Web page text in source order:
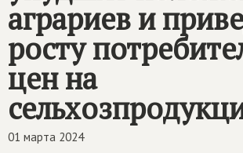
аграриев и
росту
цен на
01 марта 2024